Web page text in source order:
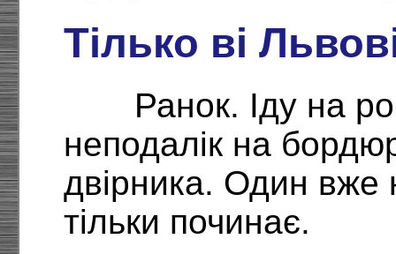
Тілько ві
Ранок. Іду на
неподалік на
двірника. Один вже
тільки починає.